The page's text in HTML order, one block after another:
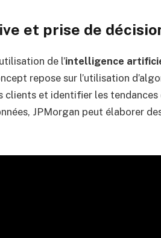
et prise de
de l’intelligence
repose sur l’utilisation
et identifier les tendances
JPMorgan peut élaborer